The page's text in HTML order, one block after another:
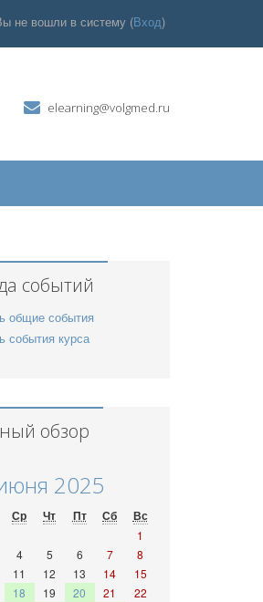
не вошли в систему (Вход)
elearning@volgmed.ru
событий
общие события
события курса
обзор
2025
Ср Чт Пт Сб Вс
1
4 5 6 7
8
11 12 13 14
15
18 19 20 21
22